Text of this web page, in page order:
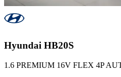
Hyundai HB20S
1.6 PREMIUM 16V FLEX 4P